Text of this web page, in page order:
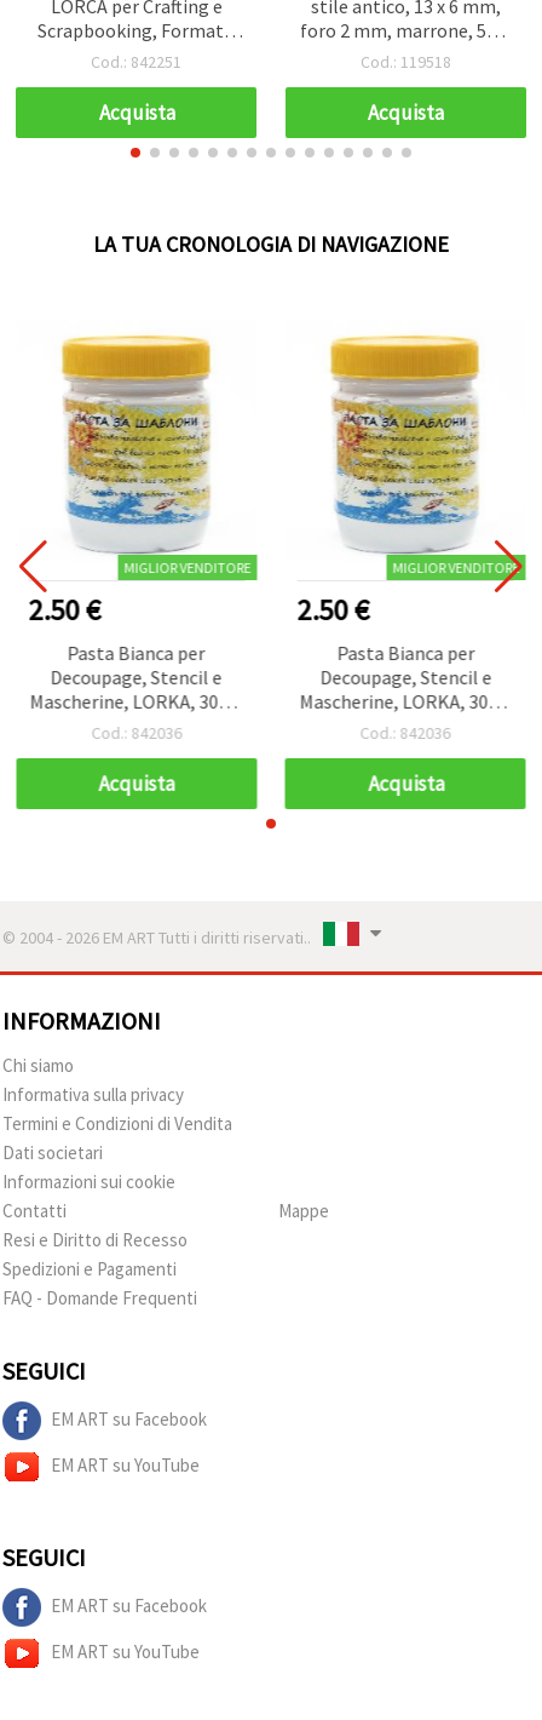
LORCA per Crafting e
Scrapbooking, Formato
3x4 cm, Modello L22
Cod.: 842251
Acquista
stile antico, 13 x 6 mm,
foro 2 mm, marrone, 50 g
(~56 pz)
Cod.: 119518
Acquista
LA TUA CRONOLOGIA DI NAVIGAZIONE
MIGLIOR VENDITORE
2.50 €
Pasta Bianca per
Decoupage, Stencil e
Mascherine, LORKA, 300 g
– per Stencil Art, Fai-da-te
Cod.: 842036
Acquista
MIGLIOR VENDITORE
2.50 €
Pasta Bianca per
Decoupage, Stencil e
Mascherine, LORKA, 300 g
– per Stencil Art, Fai-da-te
Cod.: 842036
Acquista
© 2004 - 2026 EM ART Tutti i diritti riservati..
INFORMAZIONI
Chi siamo
Informativa sulla privacy
Termini e Condizioni di Vendita
Dati societari
Informazioni sui cookie
Contatti
Resi e Diritto di Recesso
Spedizioni e Pagamenti
FAQ - Domande Frequenti
Mappe
SEGUICI
EM ART su Facebook
EM ART su YouTube
SEGUICI
EM ART su Facebook
EM ART su YouTube